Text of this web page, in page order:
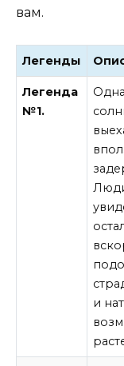
вам.
Легенды
Легенда
№1.
и